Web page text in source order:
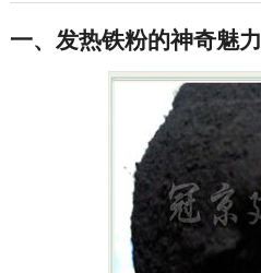
一、发热铁粉的神奇魅力